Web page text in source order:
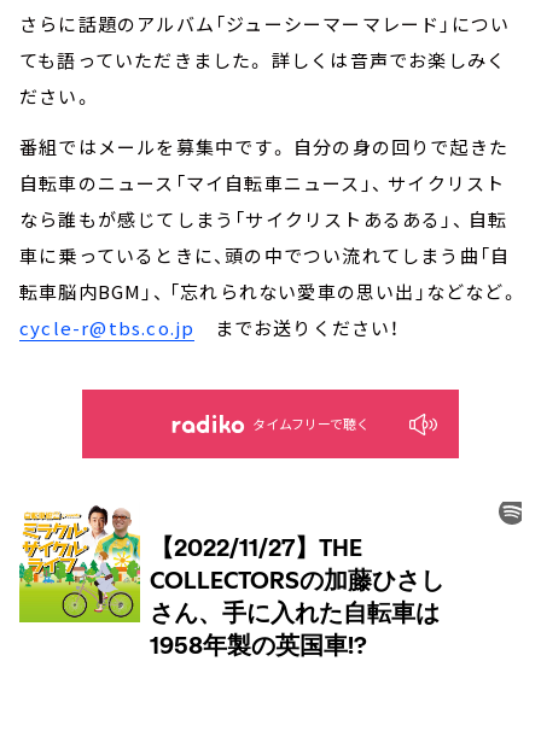
さらに話題のアルバム「ジューシーマーマレード」につい
ても語っていただきました。 詳しくは音声でお楽しみく
ださい。
番組ではメールを募集中です。 自分の身の回りで起きた
自転車のニュース「マイ自転車ニュース」、 サイクリスト
なら誰もが感じてしまう「サイクリストあるある」、 自転
車に乗っているときに、頭の中でつい流れてしまう曲「自
転車脳内BGM」、 「忘れられない愛車の思い出」などなど。
cycle-r@tbs.co.jp
までお送りください！
タイムフリーで聴く